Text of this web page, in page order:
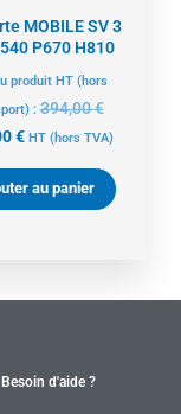
MOBILE SV 3
P670 H810
produit HT (hors
:394,00€
€ HT (hors TVA)
au panier
Besoin d'aide ?